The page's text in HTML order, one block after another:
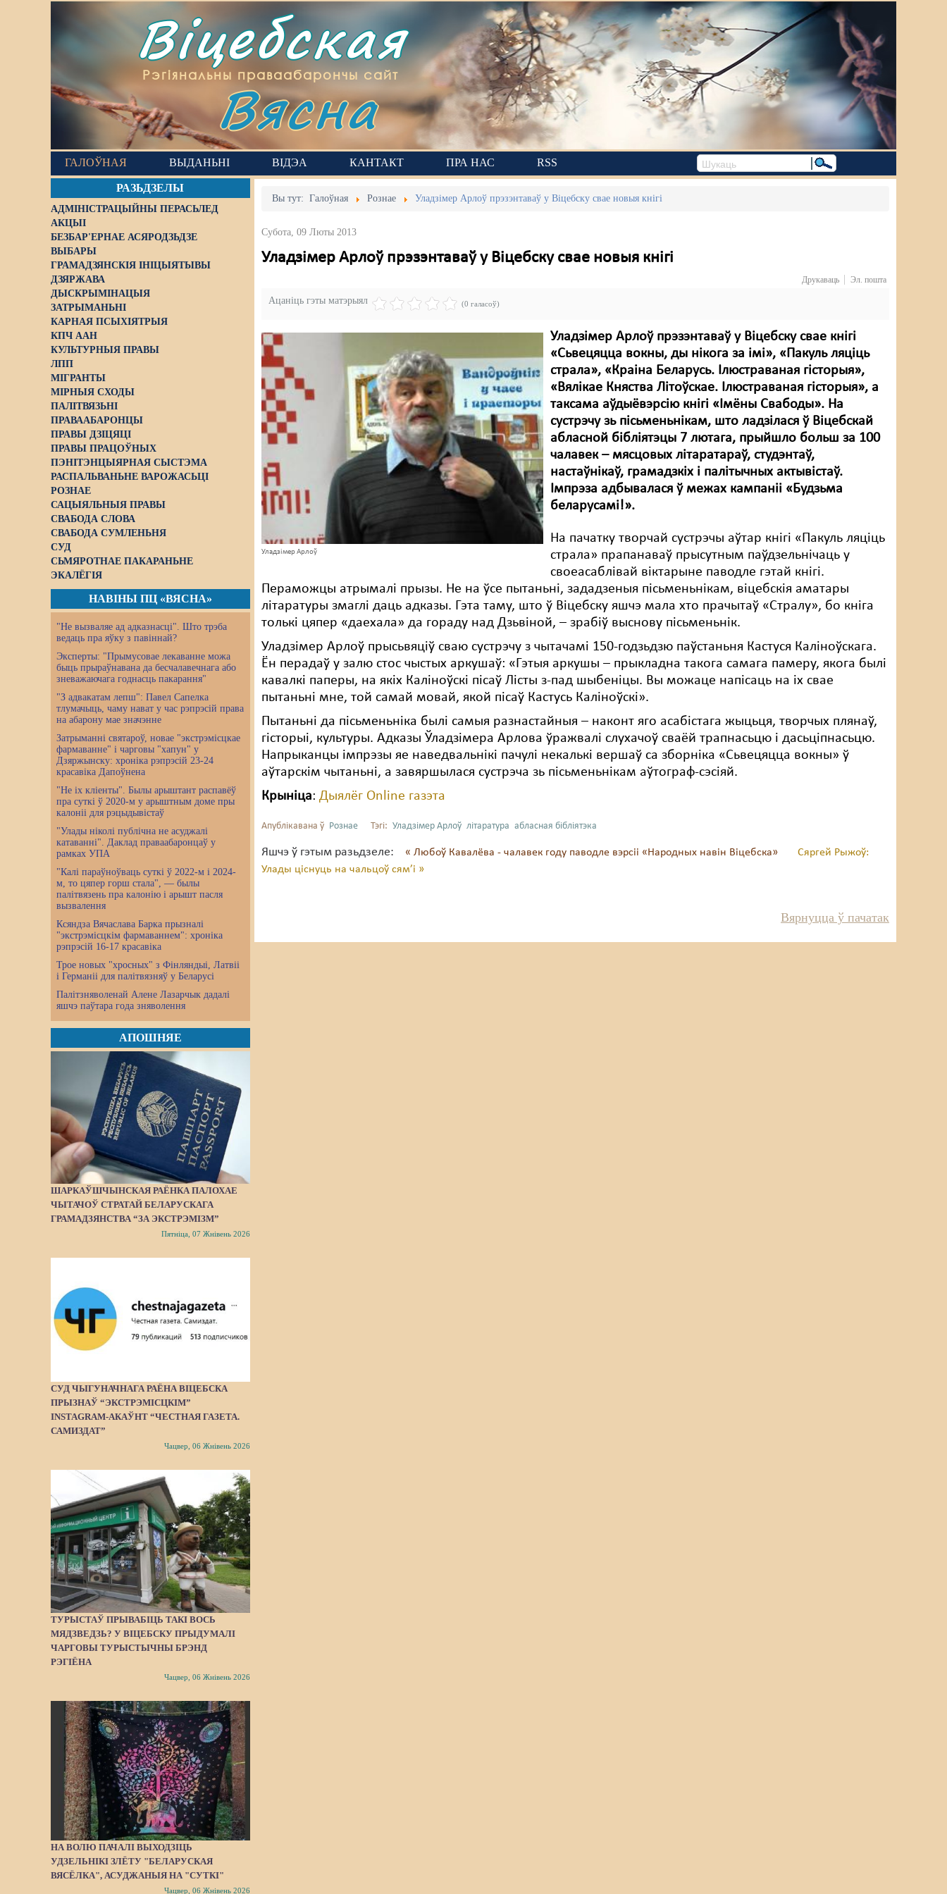
Віцебская
Рэгіянальны праваабарончы сайт
Вясна
ГАЛОЎНАЯ ВЫДАНЬНІ ВІДЭА КАНТАКТ ПРА НАС RSS
РАЗЬДЗЕЛЫ
АДМІНІСТРАЦЫЙНЫ ПЕРАСЬЛЕД
АКЦЫІ
БЕЗБАР'ЕРНАЕ АСЯРОДЗЬДЗЕ
ВЫБАРЫ
ГРАМАДЗЯНСКІЯ ІНІЦЫЯТЫВЫ
ДЗЯРЖАВА
ДЫСКРЫМІНАЦЫЯ
ЗАТРЫМАНЬНІ
КАРНАЯ ПСЫХІЯТРЫЯ
КПЧ ААН
КУЛЬТУРНЫЯ ПРАВЫ
ЛПП
МІГРАНТЫ
МІРНЫЯ СХОДЫ
ПАЛІТВЯЗЬНІ
ПРАВААБАРОНЦЫ
ПРАВЫ ДЗІЦЯЦІ
ПРАВЫ ПРАЦОЎНЫХ
ПЭНІТЭНЦЫЯРНАЯ СЫСТЭМА
РАСПАЛЬВАНЬНЕ ВАРОЖАСЬЦІ
РОЗНАЕ
САЦЫЯЛЬНЫЯ ПРАВЫ
СВАБОДА СЛОВА
СВАБОДА СУМЛЕНЬНЯ
СУД
СЬМЯРОТНАЕ ПАКАРАНЬНЕ
ЭКАЛЁГІЯ
НАВІНЫ ПЦ «ВЯСНА»
"Не вызваляе ад адказнасці". Што трэба
ведаць пра яўку з павіннай?
Эксперты: "Прымусовае лекаванне можа
быць прыраўнавана да бесчалавечнага або
зневажаючага годнасць пакарання"
"З адвакатам лепш": Павел Сапелка
тлумачыць, чаму нават у час рэпрэсій права
на абарону мае значэнне
Затрыманні святароў, новае "экстрэмісцкае
фармаванне" і чарговы "хапун" у
Дзяржынску: хроніка рэпрэсій 23-24
красавіка Дапоўнена
"Не іх кліенты". Былы арыштант распавёў
пра суткі ў 2020-м у арыштным доме пры
калоніі для рэцыдывістаў
"Улады ніколі публічна не асуджалі
катаванні". Даклад праваабаронцаў у
рамках УПА
"Калі параўноўваць суткі ў 2022-м і 2024-
м, то цяпер горш стала", — былы
палітвязень пра калонію і арышт пасля
вызвалення
Ксяндза Вячаслава Барка прызналі
"экстрэмісцкім фармаваннем": хроніка
рэпрэсій 16-17 красавіка
Трое новых "хросных" з Фінляндыі, Латвіі
і Германіі для палітвязняў у Беларусі
Палітзняволенай Алене Лазарчык дадалі
яшчэ паўтара года зняволення
АПОШНЯЕ
ШАРКАЎШЧЫНСКАЯ РАЁНКА ПАЛОХАЕ
ЧЫТАЧОЎ СТРАТАЙ БЕЛАРУСКАГА
ГРАМАДЗЯНСТВА “ЗА ЭКСТРЭМІЗМ”
Пятніца, 07 Жнівень 2026
СУД ЧЫГУНАЧНАГА РАЁНА ВІЦЕБСКА
ПРЫЗНАЎ “ЭКСТРЭМІСЦКІМ”
INSTAGRAM-АКАЎНТ “ЧЕСТНАЯ ГАЗЕТА.
САМИЗДАТ”
Чацвер, 06 Жнівень 2026
ТУРЫСТАЎ ПРЫВАБІЦЬ ТАКІ ВОСЬ
МЯДЗВЕДЗЬ? У ВІЦЕБСКУ ПРЫДУМАЛІ
ЧАРГОВЫ ТУРЫСТЫЧНЫ БРЭНД
РЭГІЁНА
Чацвер, 06 Жнівень 2026
НА ВОЛЮ ПАЧАЛІ ВЫХОДЗІЦЬ
УДЗЕЛЬНІКІ ЗЛЁТУ "БЕЛАРУСКАЯ
ВЯСЁЛКА", АСУДЖАНЫЯ НА "СУТКІ"
Чацвер, 06 Жнівень 2026
Вы тут:Галоўная Рознае Уладзімер Арлоў прэзэнтаваў у Віцебску свае новыя кнігі
Субота, 09 Люты 2013
Уладзімер Арлоў прэзэнтаваў у Віцебску свае новыя кнігі
Друкаваць Эл. пошта
Ацаніць гэты матэрыял (0 галасоў)
Уладзімер Арлоў
Уладзімер Арлоў прэзэнтаваў у Віцебску свае кнігі
«Сьвецяцца вокны, ды нікога за імі», «Пакуль ляціць
страла», «Краіна Беларусь. Ілюстраваная гісторыя»,
«Вялікае Княства Літоўскае. Ілюстраваная гісторыя», а
таксама аўдыёвэрсію кнігі «Імёны Свабоды». На
сустрэчу зь пісьменьнікам, што ладзілася ў Віцебскай
абласной бібліятэцы 7 лютага, прыйшло больш за 100
чалавек – мясцовых літаратараў, студэнтаў,
настаўнікаў, грамадзкіх і палітычных актывістаў.
Імпрэза адбывалася ў межах кампаніі «Будзьма
беларусамі!».
На пачатку творчай сустрэчы аўтар кнігі «Пакуль ляціць
страла» прапанаваў прысутным паўдзельнічаць у
своеасаблівай віктарыне паводле гэтай кнігі.
Пераможцы атрымалі прызы. Не на ўсе пытаньні, зададзеныя пісьменьнікам, віцебскія аматары
літаратуры змаглі даць адказы. Гэта таму, што ў Віцебску яшчэ мала хто прачытаў «Стралу», бо кніга
толькі цяпер «даехала» да гораду над Дзьвіной, – зрабіў выснову пісьменьнік.
Уладзімер Арлоў прысьвяціў сваю сустрэчу з чытачамі 150-годзьдзю паўстаньня Кастуся Каліноўскага.
Ён перадаў у залю стос чыстых аркушаў: «Гэтыя аркушы – прыкладна такога самага памеру, якога былі
кавалкі паперы, на якіх Каліноўскі пісаў Лісты з-пад шыбеніцы. Вы можаце напісаць на іх свае
пытаньні мне, той самай мовай, якой пісаў Кастусь Каліноўскі».
Пытаньні да пісьменьніка былі самыя разнастайныя – наконт яго асабістага жыцьця, творчых плянаў,
гісторыі, культуры. Адказы Ўладзімера Арлова ўражвалі слухачоў сваёй трапнасьцю і дасьціпнасьцю.
Напрыканцы імпрэзы яе наведвальнікі пачулі некалькі вершаў са зборніка «Сьвецяцца вокны» ў
аўтарскім чытаньні, а завяршылася сустрэча зь пісьменьнікам аўтограф-сэсіяй.
Крыніца:Дыялёг Online газэта
Апублікавана ў Рознае Тэгі: Уладзімер Арлоў літаратура абласная бібліятэка
Яшчэ ў гэтым разьдзеле: « Любоў Кавалёва - чалавек году паводле вэрсіі «Народных навін Віцебска»
Сяргей Рыжоў:
Улады ціснуць на чальцоў сям’і »
Вярнуцца ў пачатак